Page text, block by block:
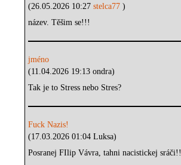
(26.05.2026 10:27stelca77)
název. Těšim se!!!
jméno
(11.04.2026 19:13 ondra)
Tak je to Stress nebo Stres?
Fuck Nazis!
(17.03.2026 01:04 Luksa)
Posranej FIlip Vávra, tahni nacistickej sráči!!